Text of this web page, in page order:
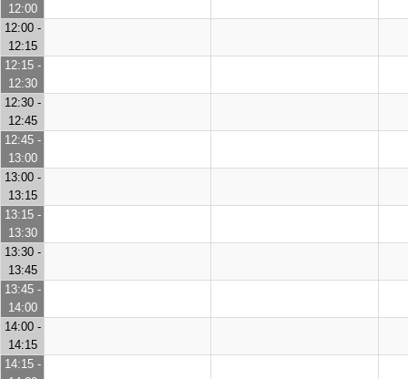
12:00
12:00 -
12:15
12:15 -
12:30
12:30 -
12:45
12:45 -
13:00
13:00 -
13:15
13:15 -
13:30
13:30 -
13:45
13:45 -
14:00
14:00 -
14:15
14:15 -